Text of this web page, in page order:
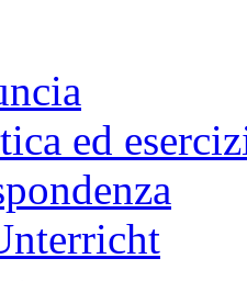
ed